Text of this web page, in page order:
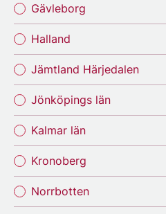
Gävleborg
Halland
Jämtland Härjedalen
Jönköpings län
Kalmar län
Kronoberg
Norrbotten